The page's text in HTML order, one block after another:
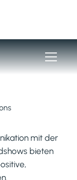
mit der
bieten